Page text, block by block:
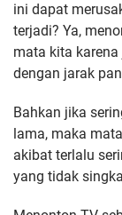
ini dapat
terjadi? Ya,
mata kita
dengan jarak
Bahkan jika
lama, maka
akibat terlalu
yang tidak